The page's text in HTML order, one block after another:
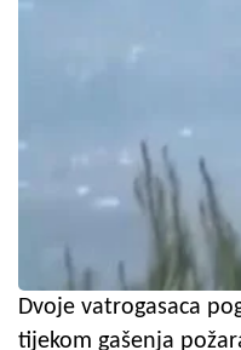
Dvoje vatrogasaca
tijekom gašenja